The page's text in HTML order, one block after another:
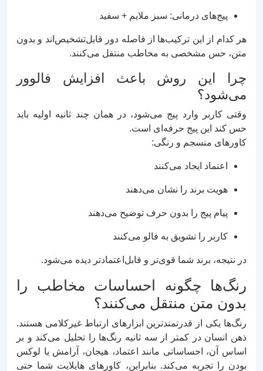
پیج‌های درمانی: سبز ملایم + سفید
هر کدام از این ترکیب‌ها از فاصله دور قابل‌تشخیص‌اند و بدون
متن، حس مشخصی به مخاطب منتقل می‌کنند.
چرا این روش باعث افزایش فالوور
می‌شود؟
وقتی کاربر وارد پیج می‌شود، در همان چند ثانیه اولیه باید
حس کند این پیج حرفه‌ای است.
کاورهای منسجم و رنگی:
اعتماد ایجاد می‌کنند
هویت برند را نشان می‌دهند
پیام پیج را بدون حرف توضیح می‌دهند
کاربر را تشویق به فالو می‌کنند
در نتیجه، برند شما قوی‌تر و قابل‌اعتمادتر دیده می‌شود.
رنگ‌ها چگونه احساسات مخاطب را
بدون متن منتقل می‌کنند؟
رنگ‌ها یکی از قدرتمندترین ابزارهای ارتباط غیرکلامی هستند.
ذهن انسان در کمتر از سه ثانیه رنگ‌ها را تحلیل می‌کند و بر
اساس آن، احساساتی مانند اعتماد، هیجان، آرامش یا لوکس
بودن را تجربه می‌کند. بنابراین، کاورهای هایلایت شما حتی